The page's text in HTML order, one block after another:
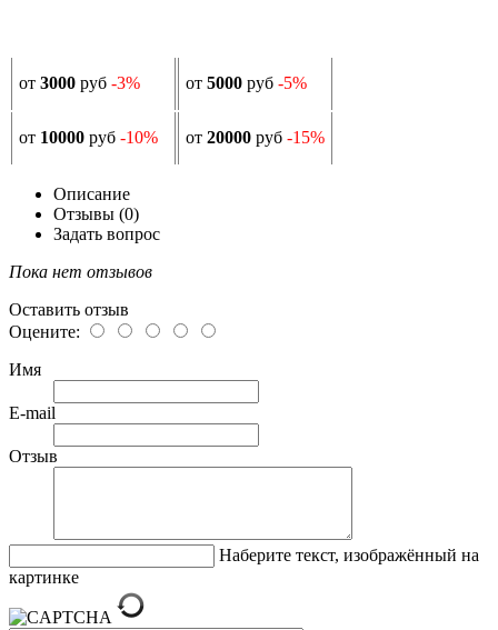
от 3000 руб -3% от 5000 руб -5%
от 10000 руб -10% от 20000 руб -15%
Описание
Отзывы (0)
Задать вопрос
Пока нет отзывов
Оставить отзыв
Оцените:
Имя
E-mail
Отзыв
Наберите текст, изображённый на
картинке